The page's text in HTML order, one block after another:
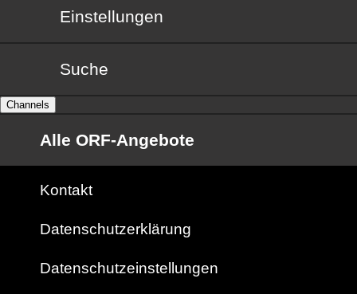
Einstellungen
Suche
Channels
Alle ORF-Angebote
Kontakt
Datenschutzerklärung
Datenschutzeinstellungen